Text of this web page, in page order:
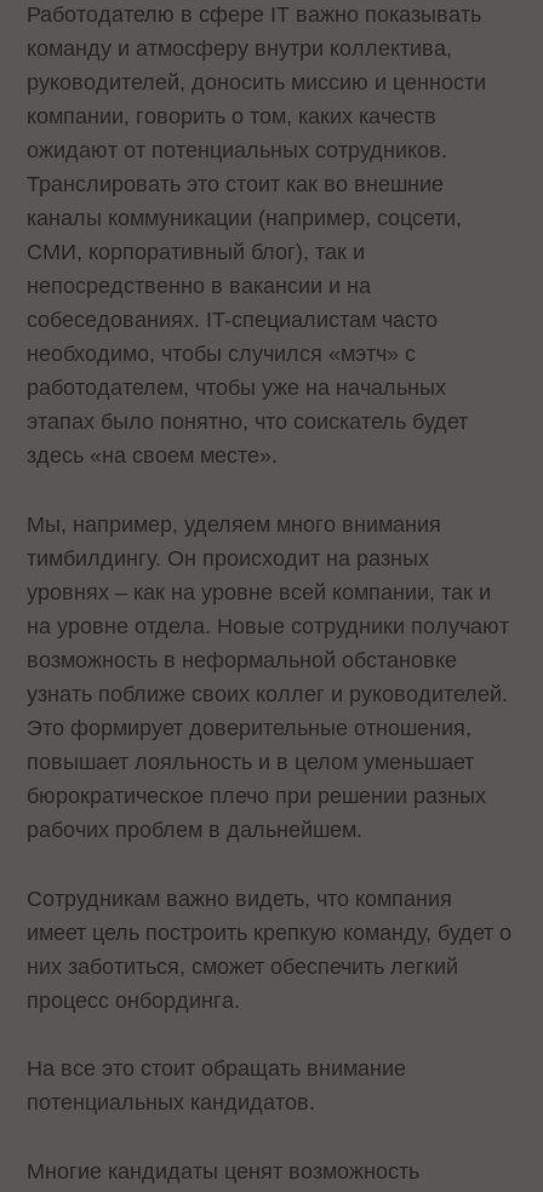
Работодателю в сфере IT важно показывать
команду и атмосферу внутри коллектива,
руководителей, доносить миссию и ценности
компании, говорить о том, каких качеств
ожидают от потенциальных сотрудников.
Транслировать это стоит как во внешние
каналы коммуникации (например, соцсети,
СМИ, корпоративный блог), так и
непосредственно в вакансии и на
собеседованиях. IT-специалистам часто
необходимо, чтобы случился «мэтч» с
работодателем, чтобы уже на начальных
этапах было понятно, что соискатель будет
здесь «на своем месте».
Мы, например, уделяем много внимания
тимбилдингу. Он происходит на разных
уровнях – как на уровне всей компании, так и
на уровне отдела. Новые сотрудники получают
возможность в неформальной обстановке
узнать поближе своих коллег и руководителей.
Это формирует доверительные отношения,
повышает лояльность и в целом уменьшает
бюрократическое плечо при решении разных
рабочих проблем в дальнейшем.
Сотрудникам важно видеть, что компания
имеет цель построить крепкую команду, будет о
них заботиться, сможет обеспечить легкий
процесс онбординга.
На все это стоит обращать внимание
потенциальных кандидатов.
Многие кандидаты ценят возможность